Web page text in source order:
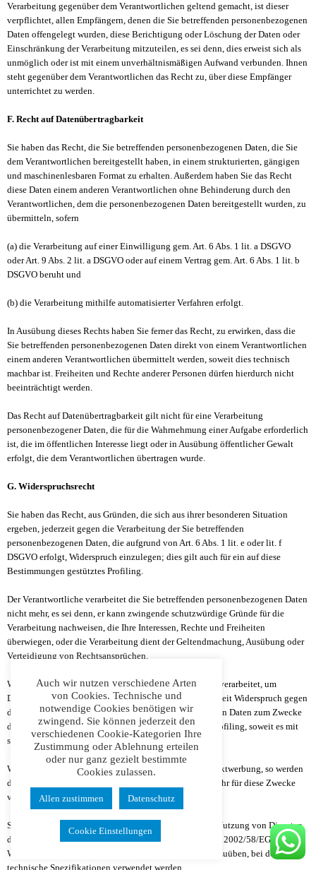
Verarbeitung gegenüber dem Verantwortlichen geltend gemacht, ist dieser
verpflichtet, allen Empfängern, denen die Sie betreffenden personenbezogenen
Daten offengelegt wurden, diese Berichtigung oder Löschung der Daten oder
Einschränkung der Verarbeitung mitzuteilen, es sei denn, dies erweist sich als
unmöglich oder ist mit einem unverhältnismäßigen Aufwand verbunden. Ihnen
steht gegenüber dem Verantwortlichen das Recht zu, über diese Empfänger
unterrichtet zu werden.
F. Recht auf Datenübertragbarkeit
Sie haben das Recht, die Sie betreffenden personenbezogenen Daten, die Sie
dem Verantwortlichen bereitgestellt haben, in einem strukturierten, gängigen
und maschinenlesbaren Format zu erhalten. Außerdem haben Sie das Recht
diese Daten einem anderen Verantwortlichen ohne Behinderung durch den
Verantwortlichen, dem die personenbezogenen Daten bereitgestellt wurden, zu
übermitteln, sofern
(a) die Verarbeitung auf einer Einwilligung gem. Art. 6 Abs. 1 lit. a DSGVO
oder Art. 9 Abs. 2 lit. a DSGVO oder auf einem Vertrag gem. Art. 6 Abs. 1 lit. b
DSGVO beruht und
(b) die Verarbeitung mithilfe automatisierter Verfahren erfolgt.
In Ausübung dieses Rechts haben Sie ferner das Recht, zu erwirken, dass die
Sie betreffenden personenbezogenen Daten direkt von einem Verantwortlichen
einem anderen Verantwortlichen übermittelt werden, soweit dies technisch
machbar ist. Freiheiten und Rechte anderer Personen dürfen hierdurch nicht
beeinträchtigt werden.
Das Recht auf Datenübertragbarkeit gilt nicht für eine Verarbeitung
personenbezogener Daten, die für die Wahrnehmung einer Aufgabe erforderlich
ist, die im öffentlichen Interesse liegt oder in Ausübung öffentlicher Gewalt
erfolgt, die dem Verantwortlichen übertragen wurde.
G. Widerspruchsrecht
Sie haben das Recht, aus Gründen, die sich aus ihrer besonderen Situation
ergeben, jederzeit gegen die Verarbeitung der Sie betreffenden
personenbezogenen Daten, die aufgrund von Art. 6 Abs. 1 lit. e oder lit. f
DSGVO erfolgt, Widerspruch einzulegen; dies gilt auch für ein auf diese
Bestimmungen gestütztes Profiling.
Der Verantwortliche verarbeitet die Sie betreffenden personenbezogenen Daten
nicht mehr, es sei denn, er kann zwingende schutzwürdige Gründe für die
Verarbeitung nachweisen, die Ihre Interessen, Rechte und Freiheiten
überwiegen, oder die Verarbeitung dient der Geltendmachung, Ausübung oder
Verteidigung von Rechtsansprüchen.
Werden die Sie betreffenden personenbezogenen Daten verarbeitet, um
Direktwerbung zu betreiben, haben Sie das Recht, jederzeit Widerspruch gegen
die Verarbeitung der Sie betreffenden personenbezogenen Daten zum Zwecke
derartiger Werbung einzulegen; dies gilt auch für das Profiling, soweit es mit
solcher Direktwerbung in Verbindung steht.
Widersprechen Sie der Verarbeitung für Zwecke der Direktwerbung, so werden
die Sie betreffenden personenbezogenen Daten nicht mehr für diese Zwecke
verarbeitet.
Sie haben die Möglichkeit, im Zusammenhang mit der Nutzung von Diensten
der Informationsgesellschaft – ungeachtet der Richtlinie 2002/58/EG – Ihr
Widerspruchsrecht mittels automatisierter Verfahren auszuüben, bei denen
technische Spezifikationen verwendet werden.
Auch wir nutzen verschiedene Arten
von Cookies. Technische und
notwendige Cookies benötigen wir
zwingend. Sie können jederzeit den
verschiedenen Cookie-Kategorien Ihre
Zustimmung oder Ablehnung erteilen
oder nur ganz gezielt bestimmte
Cookies zulassen.
Allen zustimmen Datenschutz
Cookie Einstellungen